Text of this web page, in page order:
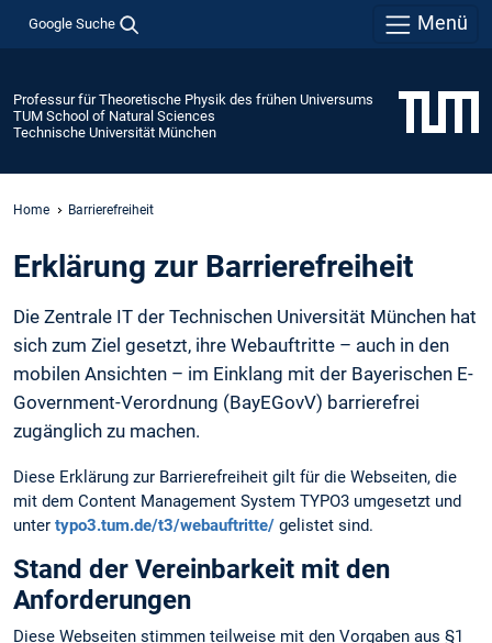
Google Suche Menü
Professur für Theoretische Physik des frühen Universums
TUM School of Natural Sciences
Technische Universität München
Home Barrierefreiheit
Erklärung zur Barrierefreiheit
Die Zentrale IT der Technischen Universität München hat
sich zum Ziel gesetzt, ihre Webauftritte – auch in den
mobilen Ansichten – im Einklang mit der Bayerischen E-
Government-Verordnung (BayEGovV) barrierefrei
zugänglich zu machen.
Diese Erklärung zur Barrierefreiheit gilt für die Webseiten, die
mit dem Content Management System TYPO3 umgesetzt und
unter typo3.tum.de/t3/webauftritte/ gelistet sind.
Stand der Vereinbarkeit mit den
Anforderungen
Diese Webseiten stimmen teilweise mit den Vorgaben aus §1